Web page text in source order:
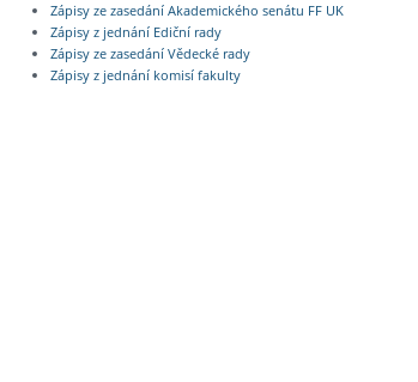
Zápisy ze zasedání Akademického senátu FF UK
Zápisy z jednání Ediční rady
Zápisy ze zasedání Vědecké rady
Zápisy z jednání komisí fakulty